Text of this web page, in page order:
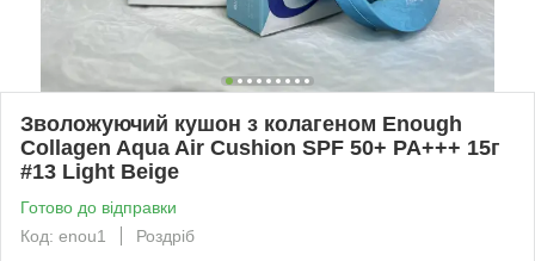
Зволожуючий кушон з колагеном Enough
Collagen Aqua Air Cushion SPF 50+ PA+++ 15г
#13 Light Beige
Готово до відправки
Код: enou1
Роздріб